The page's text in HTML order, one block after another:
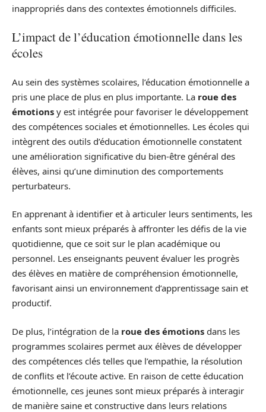
inappropriés dans des contextes émotionnels difficiles.
L’impact de l’éducation émotionnelle dans les
écoles
Au sein des systèmes scolaires, l’éducation émotionnelle a
pris une place de plus en plus importante. La roue des
émotions y est intégrée pour favoriser le développement
des compétences sociales et émotionnelles. Les écoles qui
intègrent des outils d’éducation émotionnelle constatent
une amélioration significative du bien-être général des
élèves, ainsi qu’une diminution des comportements
perturbateurs.
En apprenant à identifier et à articuler leurs sentiments, les
enfants sont mieux préparés à affronter les défis de la vie
quotidienne, que ce soit sur le plan académique ou
personnel. Les enseignants peuvent évaluer les progrès
des élèves en matière de compréhension émotionnelle,
favorisant ainsi un environnement d’apprentissage sain et
productif.
De plus, l’intégration de la roue des émotions dans les
programmes scolaires permet aux élèves de développer
des compétences clés telles que l’empathie, la résolution
de conflits et l’écoute active. En raison de cette éducation
émotionnelle, ces jeunes sont mieux préparés à interagir
de manière saine et constructive dans leurs relations